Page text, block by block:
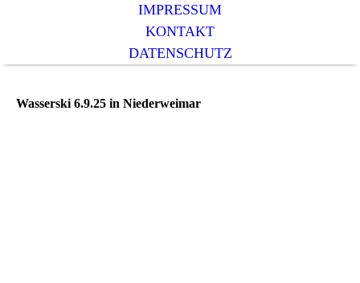
IMPRESSUM
KONTAKT
DATENSCHUTZ
Wasserski 6.9.25 in Niederweimar